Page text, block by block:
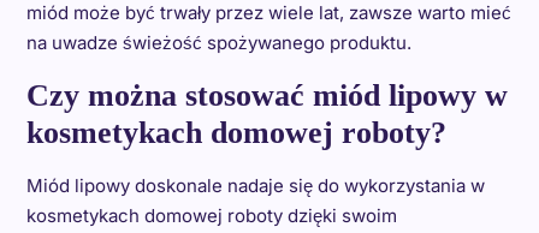
miód może być trwały przez wiele lat, zawsze warto mieć
na uwadze świeżość spożywanego produktu.
Czy można stosować miód lipowy w
kosmetykach domowej roboty?
Miód lipowy doskonale nadaje się do wykorzystania w
kosmetykach domowej roboty dzięki swoim